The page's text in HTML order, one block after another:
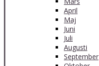
April
Maj
Juni
Juli
Augusti
September